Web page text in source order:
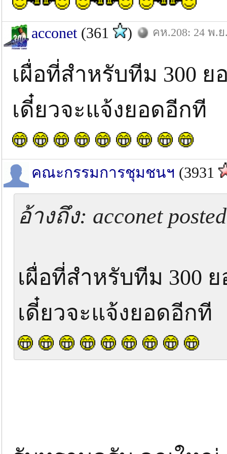
acconet(361 ) คห.208: 24 พ.ย
เผื่อที่สำหรับทีม 300
เดี๋ยวจะแจ้งยอดอีกที
คณะกรรมการชุมชนฯ (3931
อ้างถึง: acconet
เผื่อที่สำหรับทีม 300
เดี๋ยวจะแจ้งยอดอีกที